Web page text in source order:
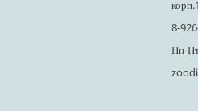
корп.1
8-
Пн-